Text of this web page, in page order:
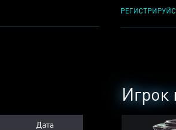
Игрок
Дата